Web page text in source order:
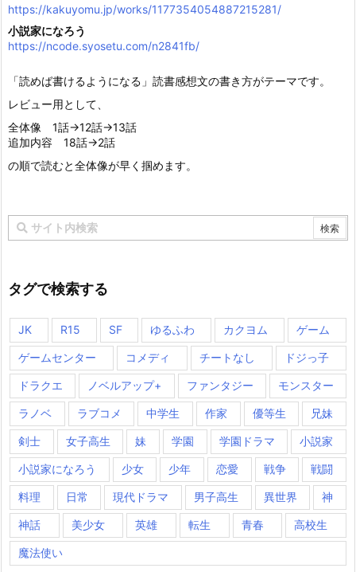
https://kakuyomu.jp/works/1177354054887215281/
小説家になろう
https://ncode.syosetu.com/n2841fb/
「読めば書けるようになる」読書感想文の書き方がテーマです。
レビュー用として、
全体像 1話→12話→13話
追加内容 18話→2話
の順で読むと全体像が早く掴めます。
タグで検索する
JK R15 SF ゆるふわ カクヨム ゲーム
ゲームセンター コメディ チートなし ドジっ子
ドラクエ ノベルアップ+ ファンタジー モンスター
ラノベ ラブコメ 中学生 作家 優等生 兄妹
剣士 女子高生 妹 学園 学園ドラマ 小説家
小説家になろう 少女 少年 恋愛 戦争 戦闘
料理 日常 現代ドラマ 男子高生 異世界 神
神話 美少女 英雄 転生 青春 高校生
魔法使い